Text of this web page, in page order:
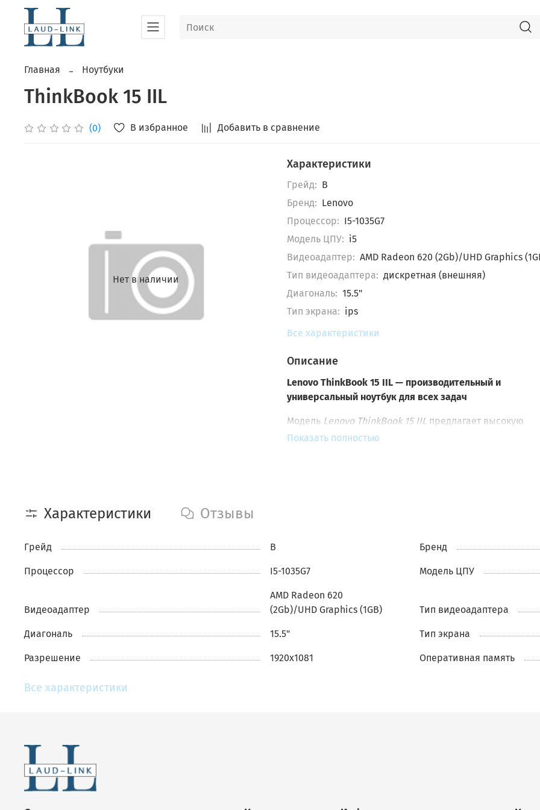
Главная Ноутбуки
ThinkBook 15 IIL
(0) В избранное Добавить в сравнение
Нет в наличии
Характеристики
Грейд: B
Бренд: Lenovo
Пpоцессор: I5-1035G7
Модель ЦПУ: i5
Видеоадаптер: AMD Radeon 620 (2Gb)/UHD Graphics
Тип видеоадаптера: дискретная (внешняя)
Диагональ: 15.5"
Тип экрана: ips
Все характеристики
Описание
Lenovo ThinkBook 15 IIL — производительный и
универсальный ноутбук для всех задач
Модель Lenovo ThinkBook 15 IIL предлагает высокую
производительность и универсальные возможности для
UHD Graphicsидискретной
графикой, видео и лёгкими играми.
Оперативная память объёмом 8 ГБ
быструю работу системы, а быстрый256 ГБ NVME SSD
накопитель ускоряет загрузку и работу приложений.
Дисплей диагональю 15.5 дюймов с
разрешением 1920x1080 подарит вам яркое и чёткое
Показать полностью
Характеристики Отзывы
Грейд B Бренд
Пpоцессор I5-1035G7 Модель ЦПУ
Видеоадаптер
AMD Radeon 620
(2Gb)/UHD Graphics (1GB)
Тип видеоадаптера
Диагональ 15.5" Тип экрана
Разрешение 1920x1081 Oпеpативнaя пaмять
Все характеристики